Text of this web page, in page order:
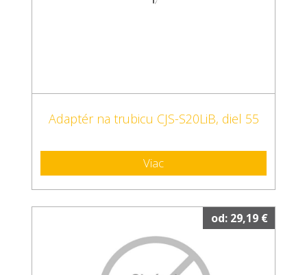
Adaptér na trubicu CJS-S20LiB, diel 55
Viac
od: 29,19 €